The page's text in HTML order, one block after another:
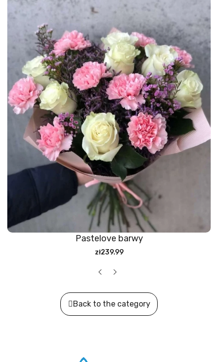
- Bezpieczne płatności.
- Pełna anonimowość.
- Zawsze świeże kwiaty.
Pastelove barwy
zł239.99
Back to the category